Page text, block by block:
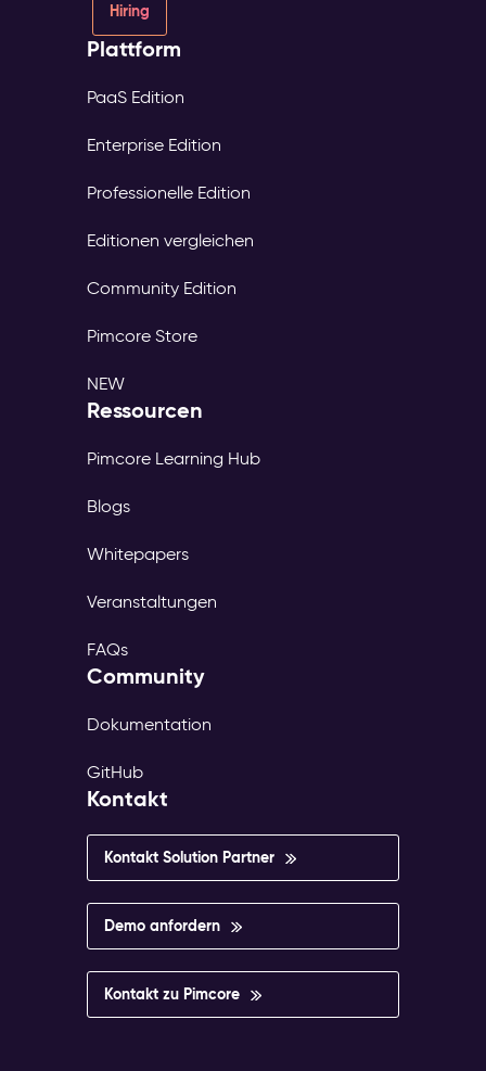
Hiring
Plattform
PaaS Edition
Enterprise Edition
Professionelle Edition
Editionen vergleichen
Community Edition
Pimcore Store
NEW
Ressourcen
Pimcore Learning Hub
Blogs
Whitepapers
Veranstaltungen
FAQs
Community
Dokumentation
GitHub
Kontakt
Kontakt Solution Partner
Demo anfordern
Kontakt zu Pimcore